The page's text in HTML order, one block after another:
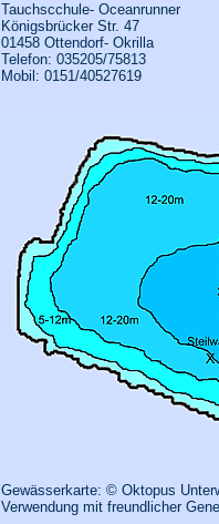
Tauchscchule- Oceanrunner
Königsbrücker Str. 47
01458 Ottendorf- Okrilla
Telefon: 035205/75813
Mobil: 0151/40527619
Gewässerkarte: © Oktopus
Verwendung mit freundlicher